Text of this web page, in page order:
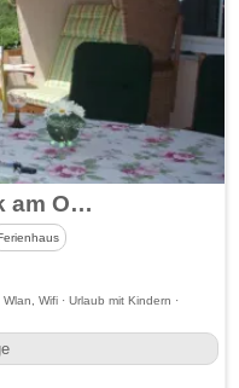
Ferienhaus Burgenblick am Oberen Mittelrheintal - Panoramablick
Wifi · Urlaub mit Kindern ·